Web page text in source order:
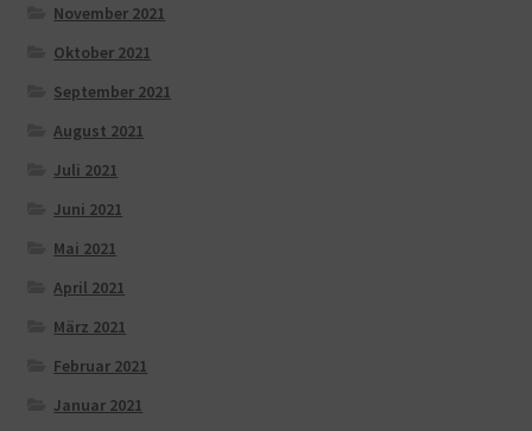
November 2021
Oktober 2021
September 2021
August 2021
Juli 2021
Juni 2021
Mai 2021
April 2021
März 2021
Februar 2021
Januar 2021